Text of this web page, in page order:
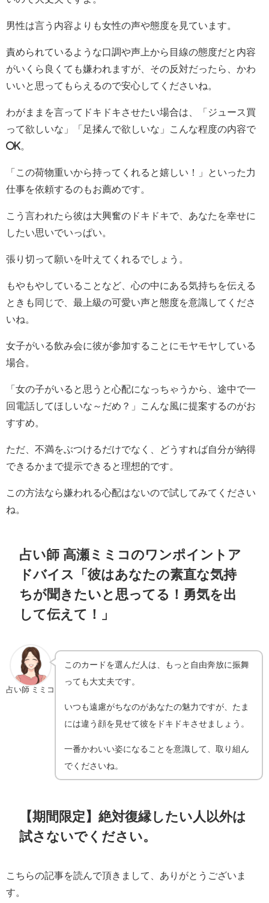
男性は言う内容よりも女性の声や態度を見ています。
責められているような口調や声上から目線の態度だと内容
がいくら良くても嫌われますが、その反対だったら、かわ
いいと思ってもらえるので安心してくださいね。
わがままを言ってドキドキさせたい場合は、「ジュース買
って欲しいな」「足揉んで欲しいな」こんな程度の内容で
OK。
「この荷物重いから持ってくれると嬉しい！」といった力
仕事を依頼するのもお薦めです。
こう言われたら彼は大興奮のドキドキで、あなたを幸せに
したい思いでいっぱい。
張り切って願いを叶えてくれるでしょう。
もやもやしていることなど、心の中にある気持ちを伝える
ときも同じで、最上級の可愛い声と態度を意識してくださ
いね。
女子がいる飲み会に彼が参加することにモヤモヤしている
場合。
「女の子がいると思うと心配になっちゃうから、途中で一
回電話してほしいな～だめ？」こんな風に提案するのがお
すすめ。
ただ、不満をぶつけるだけでなく、どうすれば自分が納得
できるかまで提示できると理想的です。
この方法なら嫌われる心配はないので試してみてください
ね。
占い師 高瀬ミミコのワンポイントア
ドバイス「彼はあなたの素直な気持
ちが聞きたいと思ってる！勇気を出
して伝えて！」
占い師 ミミコ
このカードを選んだ人は、もっと自由奔放に振舞
っても大丈夫です。
いつも遠慮がちなのがあなたの魅力ですが、たま
には違う顔を見せて彼をドキドキさせましょう。
一番かわいい姿になることを意識して、取り組ん
でくださいね。
【期間限定】絶対復縁したい人以外は
試さないでください。
こちらの記事を読んで頂きまして、ありがとうございま
す。